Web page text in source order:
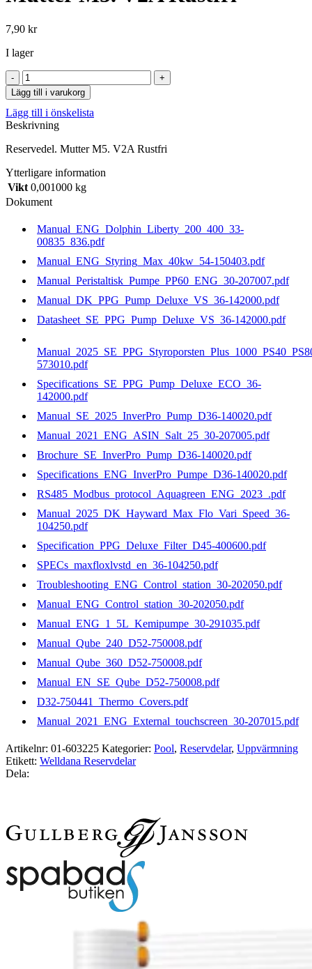
7,90 kr
I lager
Mutter
M5.
V2A
Rustfri
mängd
Lägg till i varukorg
Lägg till i önskelista
Beskrivning
Reservedel. Mutter M5. V2A Rustfri
Ytterligare information
Vikt 0,001000 kg
Dokument
Manual_ENG_Dolphin_Liberty_200_400_33-
00835_836.pdf
Manual_ENG_Styring_Max_40kw_54-150403.pdf
Manual_Peristaltisk_Pumpe_PP60_ENG_30-207007.pdf
Manual_DK_PPG_Pump_Deluxe_VS_36-142000.pdf
Datasheet_SE_PPG_Pump_Deluxe_VS_36-142000.pdf
573010.pdf
Specifications_SE_PPG_Pump_Deluxe_ECO_36-
142000.pdf
Manual_SE_2025_InverPro_Pump_D36-140020.pdf
Manual_2021_ENG_ASIN_Salt_25_30-207005.pdf
Brochure_SE_InverPro_Pump_D36-140020.pdf
Specifications_ENG_InverPro_Pumpe_D36-140020.pdf
RS485_Modbus_protocol_Aquagreen_ENG_2023_.pdf
Manual_2025_DK_Hayward_Max_Flo_Vari_Speed_36-
104250.pdf
Specification_PPG_Deluxe_Filter_D45-400600.pdf
SPECs_maxfloxlvstd_en_36-104250.pdf
Troubleshooting_ENG_Control_station_30-202050.pdf
Manual_ENG_Control_station_30-202050.pdf
Manual_ENG_1_5L_Kemipumpe_30-291035.pdf
Manual_Qube_240_D52-750008.pdf
Manual_Qube_360_D52-750008.pdf
Manual_EN_SE_Qube_D52-750008.pdf
D32-750441_Thermo_Covers.pdf
Manual_2021_ENG_External_touchscreen_30-207015.pdf
Artikelnr: 01-603225 Kategorier: Pool, Reservdelar, Uppvärmning
Etikett: Welldana Reservdelar
Dela: